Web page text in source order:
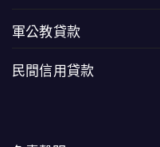
軍公教貸款
民間信用貸款